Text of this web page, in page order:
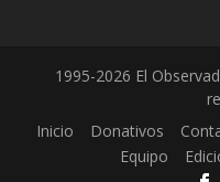
1995-2026 El
Inicio
Donativos
Equipo